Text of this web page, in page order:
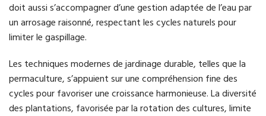
doit aussi s’accompagner d’une gestion adaptée de l’eau par
un arrosage raisonné, respectant les cycles naturels pour
limiter le gaspillage.
Les techniques modernes de jardinage durable, telles que la
permaculture, s’appuient sur une compréhension fine des
cycles pour favoriser une croissance harmonieuse. La diversité
des plantations, favorisée par la rotation des cultures, limite